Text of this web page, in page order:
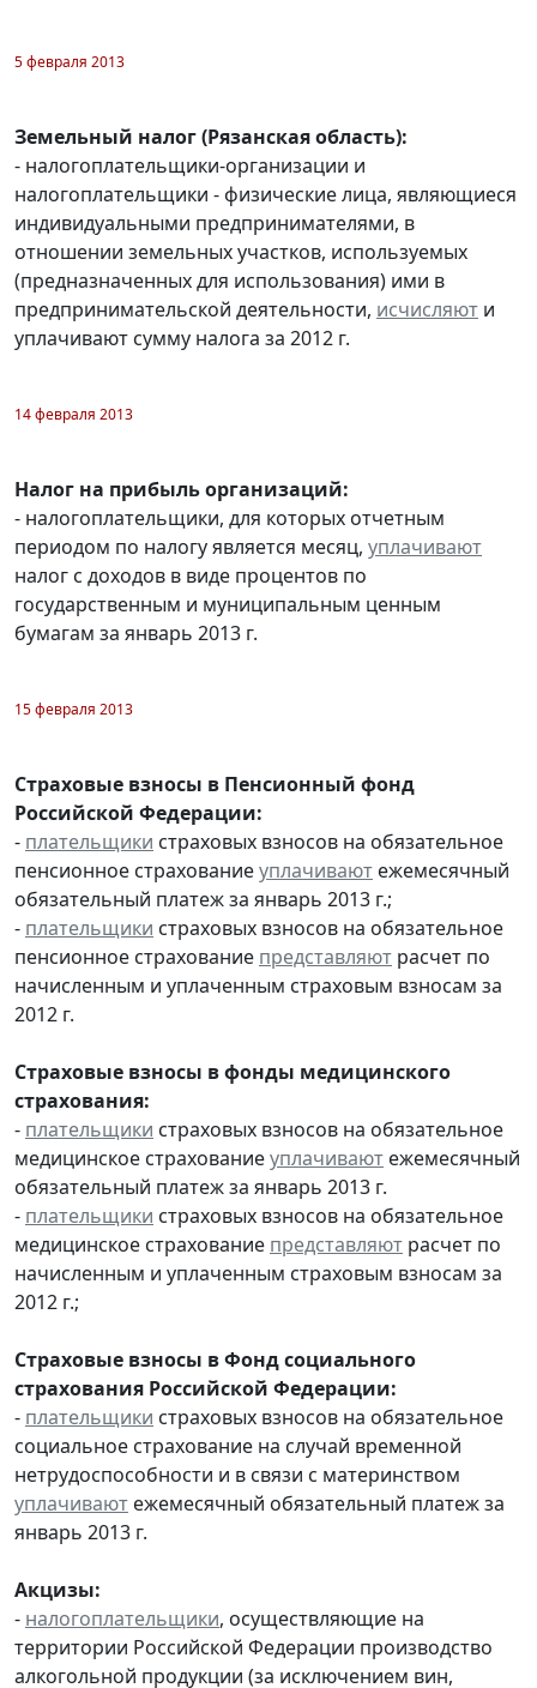
5 февраля 2013
Земельный налог (Рязанская область):
- налогоплательщики-организации и
налогоплательщики - физические лица, являющиеся
индивидуальными предпринимателями, в
отношении земельных участков, используемых
(предназначенных для использования) ими в
предпринимательской деятельности, исчисляют и
уплачивают сумму налога за 2012 г.
14 февраля 2013
Налог на прибыль организаций:
- налогоплательщики, для которых отчетным
периодом по налогу является месяц, уплачивают
налог с доходов в виде процентов по
государственным и муниципальным ценным
бумагам за январь 2013 г.
15 февраля 2013
Страховые взносы в Пенсионный фонд
Российской Федерации:
- плательщики страховых взносов на обязательное
пенсионное страхованиеуплачивают ежемесячный
обязательный платеж за январь 2013 г.;
- плательщики страховых взносов на обязательное
пенсионное страхование представляют расчет по
начисленным и уплаченным страховым взносам за
2012 г.
Страховые взносы в фонды медицинского
страхования:
- плательщики страховых взносов на обязательное
медицинское страхованиеуплачивают ежемесячный
обязательный платеж за январь 2013 г.
- плательщики страховых взносов на обязательное
медицинское страхование представляют расчет по
начисленным и уплаченным страховым взносам за
2012 г.;
Страховые взносы в Фонд социального
страхования Российской Федерации:
- плательщики страховых взносов на обязательное
социальное страхование на случай временной
нетрудоспособности и в связи с материнством
уплачивают ежемесячный обязательный платеж за
январь 2013 г.
Акцизы:
- налогоплательщики, осуществляющие на
территории Российской Федерации производство
алкогольной продукции (за исключением вин,